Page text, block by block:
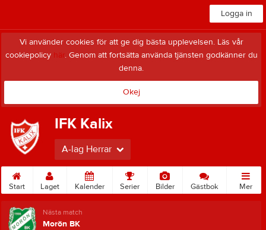
Logga in
Vi använder cookies för att ge dig bästa upplevelsen. Läs vår
cookiepolicy här. Genom att fortsätta använda tjänsten godkänner du
denna.
Okej
IFK Kalix
A-lag Herrar
Start Laget Kalender Serier Bilder Gästbok Mer
Nästa match
Morön BK